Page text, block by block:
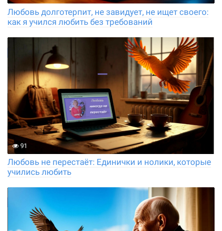
Любовь долготерпит, не завидует, не ищет своего:
как я учился любить без требований
91
Любовь не перестаёт: Единички и нолики, которые
учились любить